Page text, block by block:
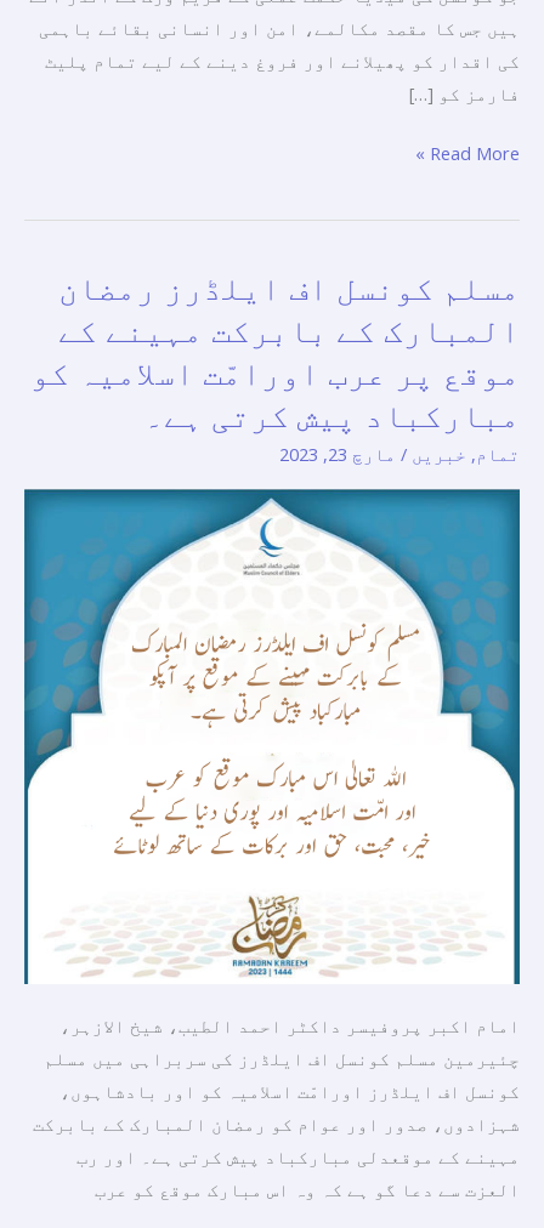
ہیں جس کا مقصد مکالمے، امن اور انسانی بقائے باہمی
کی اقدار کو پھیلانے اور فروغ دینے کے لیے تمام پلیٹ
فارمز کو […]
مسلم
کونسل
آف
ایلڈرز
Read More »
مسلم کونسل اف ایلڈرز رمضان
المبارک کے بابرکت مہینے کے
موقع پر عرب اورامّت اسلامیہ کو
مبارکباد پیش کرتی ہے۔
تمام, خبریں / مارچ 23, 2023
امام اکبر پروفیسر داکٹر احمد الطیب، شیخ الازہر،
چئیرمین مسلم کونسل اف ایلڈرز کی سربراہی میں مسلم
کونسل اف ایلڈرز اورامّت اسلامیہ کو اور بادشاہوں،
شہزادوں، صدور اور عوام کو رمضان المبارک کے بابرکت
مہینے کے موقعدلی مبارکباد پیش کرتی ہے۔ اور رب
العزت سے دعا گو ہے کہ وہ اس مبارک موقع کو عرب
اف
ایلڈرز
رمضان
بابرکت
موقع
پر
عرب
اورامّت
کو